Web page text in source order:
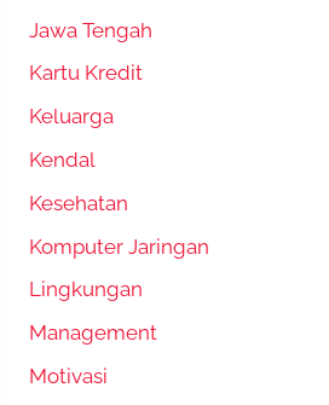
Jawa Tengah
Kartu Kredit
Keluarga
Kendal
Kesehatan
Komputer Jaringan
Lingkungan
Management
Motivasi